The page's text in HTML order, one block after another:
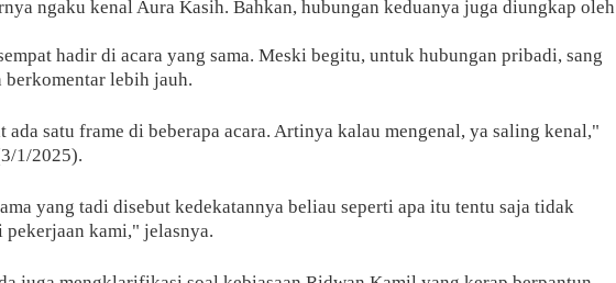
ngaku kenal Aura Kasih. Bahkan, hubungan keduanya juga diungkap oleh
hadir di acara yang sama. Meski begitu, untuk hubungan pribadi, sang
berkomentar lebih jauh.
ada satu frame di beberapa acara. Artinya kalau mengenal, ya saling kenal,"
1/2025).
yang tadi disebut kedekatannya beliau seperti apa itu tentu saja tidak
kami," jelasnya.